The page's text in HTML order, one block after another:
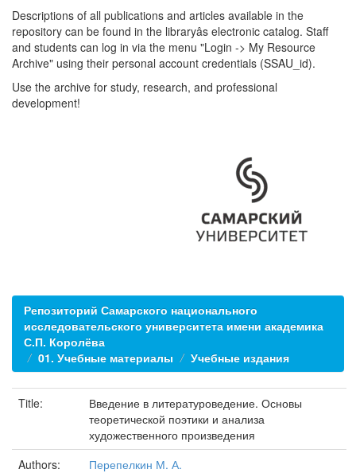
Descriptions of all publications and articles available in the
repository can be found in the libraryâs electronic catalog. Staff
and students can log in via the menu "Login -> My Resource
Archive" using their personal account credentials (SSAU_id).
Use the archive for study, research, and professional
development!
Репозиторий Самарского национального
исследовательского университета имени академика
С.П. Королёва
01. Учебные материалы
Учебные издания
Title:
Введение в литературоведение. Основы
теоретической поэтики и анализа
художественного произведения
Authors:
Перепелкин М. А.